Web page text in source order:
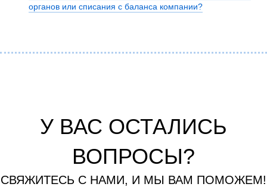
органов или списания с баланса компании?
У ВАС ОСТАЛИСЬ
ВОПРОСЫ?
СВЯЖИТЕСЬ С НАМИ, И МЫ ВАМ ПОМОЖЕМ!